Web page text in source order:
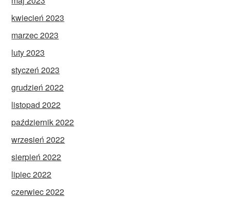
kwiecień 2023
marzec 2023
luty 2023
styczeń 2023
grudzień 2022
listopad 2022
październik 2022
wrzesień 2022
sierpień 2022
lipiec 2022
czerwiec 2022